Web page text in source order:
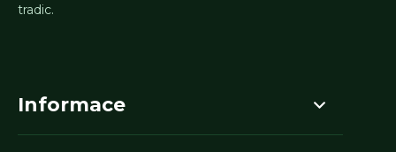
tradic.
Informace